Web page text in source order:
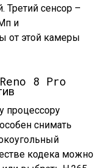
Третий сенсор –
и
от этой камеры
процессору
снимать
кодека можно